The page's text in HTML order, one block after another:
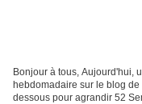
Bonjour à tous, Aujourd'hui,
hebdomadaire sur le blog
dessous pour agrandir 52